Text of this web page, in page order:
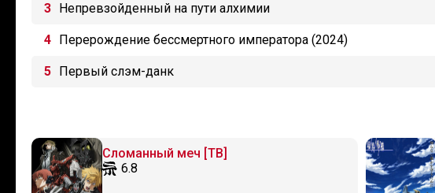
Непревзойденный на пути алхимии
Перерождение бессмертного императора (2024)
Первый слэм-данк
Сломанный меч [ТВ]
6.8